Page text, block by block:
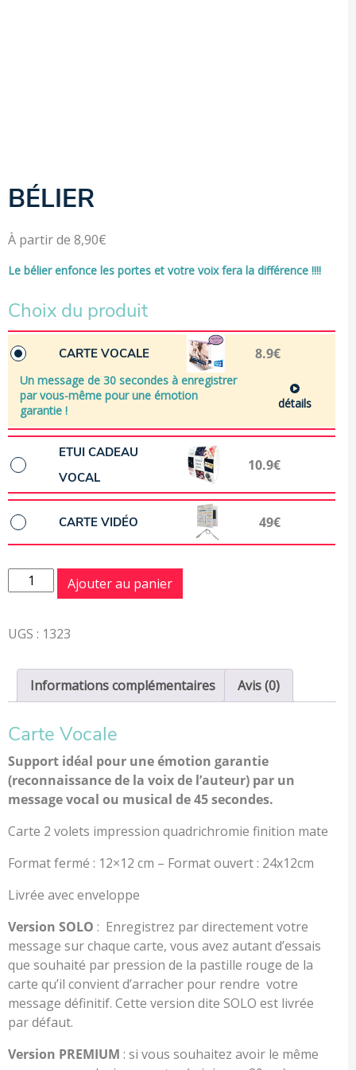
BÉLIER
À partir de 8,90€
Le bélier enfonce les portes et votre voix fera la différence !!!!
Choix du produit
CARTE VOCALE 8.9€
Un message de 30 secondes à enregistrer
par vous-même pour une émotion
garantie !
détails
ETUI CADEAU
VOCAL
10.9€
CARTE VIDÉO 49€
quantité de BélierAjouter au panier
UGS : 1323
Informations complémentaires Avis (0)
Carte Vocale
Support idéal pour une émotion garantie
(reconnaissance de la voix de l’auteur) par un
message vocal ou musical de 45 secondes.
Carte 2 volets impression quadrichromie finition mate
Format fermé : 12×12 cm – Format ouvert : 24x12cm
Livrée avec enveloppe
Version SOLO : Enregistrez par directement votre
message sur chaque carte, vous avez autant d’essais
que souhaité par pression de la pastille rouge de la
carte qu’il convient d’arracher pour rendre votre
message définitif. Cette version dite SOLO est livrée
par défaut.
Version PREMIUM : si vous souhaitez avoir le même